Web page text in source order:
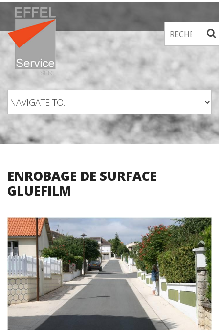
Skip to navigation
Aller au contenu principal
ENROBAGE DE SURFACE
GLUEFILM